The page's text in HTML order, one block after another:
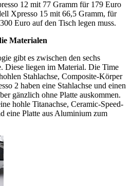
12 mit 77 Gramm für 179 Euro
Xpresso 15 mit 66,5 Gramm, für
Euro auf den Tisch legen muss.
Materialen
gibt es zwischen den sechs
Diese liegen im Material. Die Time
Stahlachse, Composite-Körper
2 haben eine Stahlachse und einen
gänzlich ohne Platte auskommen.
hohle Titanachse, Ceramic-Speed-
eine Platte aus Aluminium zum